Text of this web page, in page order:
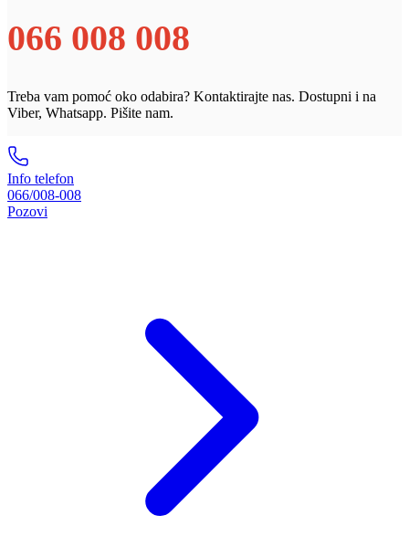
066 008 008
Treba vam pomoć oko odabira? Kontaktirajte nas. Dostupni i na
Viber, Whatsapp. Pišite nam.
Info telefon
066/008-008
Pozovi